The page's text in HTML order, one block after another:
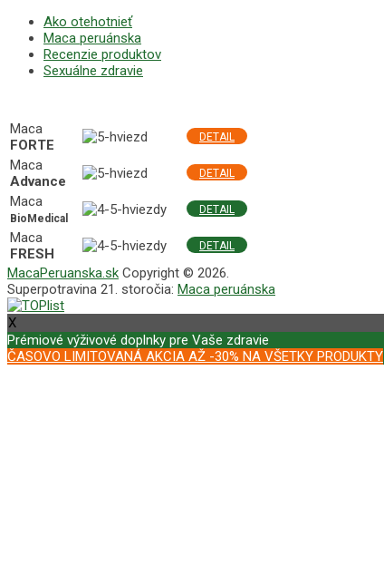
Ako otehotnieť
Maca peruánska
Recenzie produktov
Sexuálne zdravie
Maca
FORTE
DETAIL
Maca
Advance
DETAIL
Maca
BioMedical
DETAIL
Maca
FRESH
DETAIL
MacaPeruanska.sk Copyright © 2026.
Superpotravina 21. storočia: Maca peruánska
X
Prémiové výživové doplnky pre Vaše zdravie
ČASOVO LIMITOVANÁ AKCIA AŽ -30% NA VŠETKY PRODUKTY